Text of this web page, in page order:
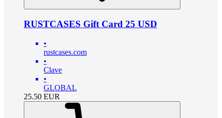
RUSTCASES Gift Card 25 USD
•
rustcases.com
•
Clave
•
GLOBAL
25.50 EUR